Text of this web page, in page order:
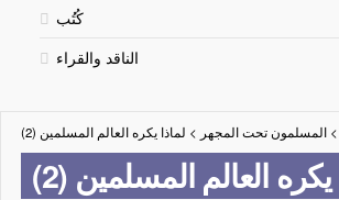
كُتُب
الناقد والقراء
>المسلمون تحت المجهر > لماذا يكره العالم المسلمين (2)
يكره العالم المسلمين (2)